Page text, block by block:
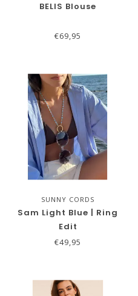
BELIS Blouse
€69,95
SUNNY CORDS
Sam Light Blue | Ring
Edit
€49,95